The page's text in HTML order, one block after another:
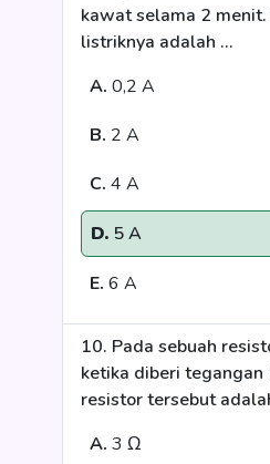
kawat selama 2
listriknya adalah ...
A. 0,2 A
B. 2 A
C. 4 A
D. 5 A
E. 6 A
10. Pada sebuah
ketika diberi tegangan
resistor tersebut
A. 3 Ω